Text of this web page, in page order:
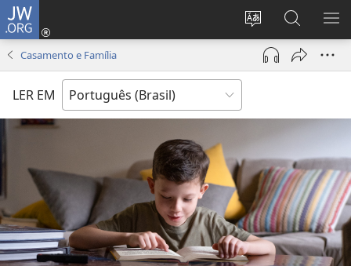
JW.ORG
Mudar
idioma
Log
(abre
janela)
Buscar
no
JW.ORG
Casamento e Família
LER EM